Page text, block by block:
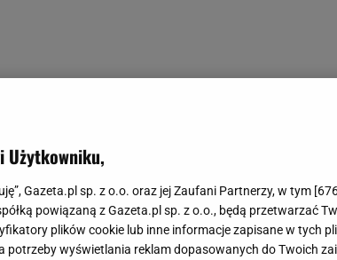
Użytkowniku,
Gazeta.pl sp. z o.o. oraz jej Zaufani Partnerzy, w tym [
powiązaną z Gazeta.pl sp. z o.o., będą przetwarzać
plików cookie lub inne informacje zapisane w tych
potrzeby wyświetlania reklam dopasowanych do Twoich